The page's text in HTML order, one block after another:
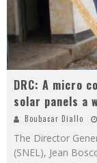
DRC: A micro
solar panels a
Boubacar Diallo
The Director
(SNEL), Jean